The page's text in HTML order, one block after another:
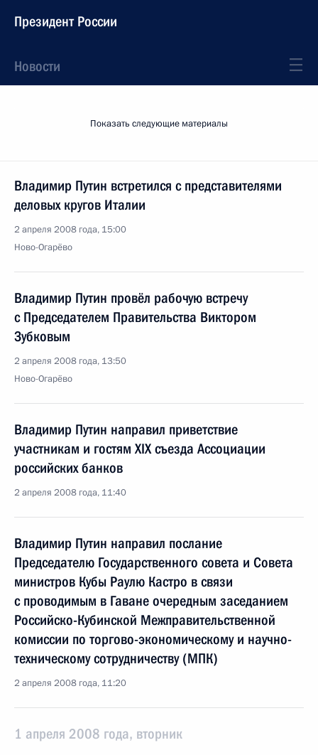
Президент России
Новости
Показать следующие материалы
Владимир Путин встретился с представителями
деловых кругов Италии
2 апреля 2008 года, 15:00
Ново-Огарёво
Владимир Путин провёл рабочую встречу
с Председателем Правительства Виктором
Зубковым
2 апреля 2008 года, 13:50
Ново-Огарёво
Владимир Путин направил приветствие
участникам и гостям XIX съезда Ассоциации
российских банков
2 апреля 2008 года, 11:40
Владимир Путин направил послание
Председателю Государственного совета и Совета
министров Кубы Раулю Кастро в связи
с проводимым в Гаване очередным заседанием
Российско-Кубинской Межправительственной
комиссии по торгово-экономическому и научно-
техническому сотрудничеству (МПК)
2 апреля 2008 года, 11:20
1 апреля 2008 года, вторник